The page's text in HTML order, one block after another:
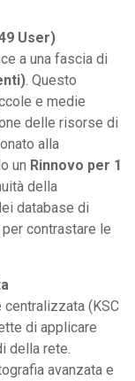
User)
a una fascia di
. Questo
e medie
delle risorse di
alla
un Rinnovo per 1
della
database di
contrastare le
(KSC
di applicare
della rete.
avanzata e